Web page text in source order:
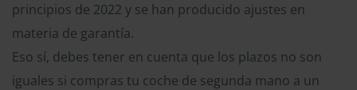
principios de 2022 y se han producido ajustes en
materia de garantía.
Eso sí, debes tener en cuenta que los plazos no son
iguales si compras tu coche de segunda mano a un